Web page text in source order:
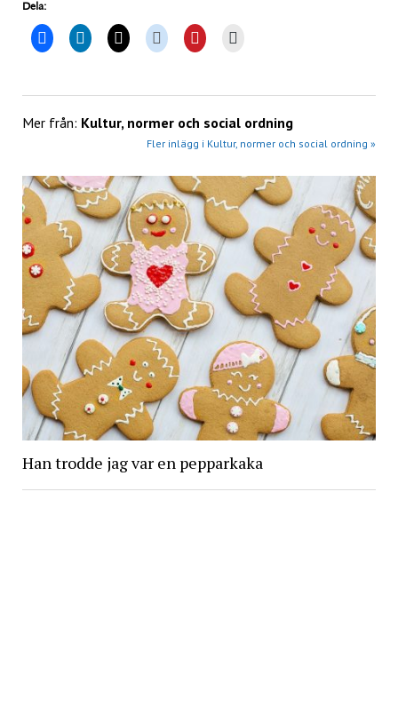
Dela:
Mer från: Kultur, normer och social ordning
Fler inlägg i Kultur, normer och social ordning »
Han trodde jag var en pepparkaka